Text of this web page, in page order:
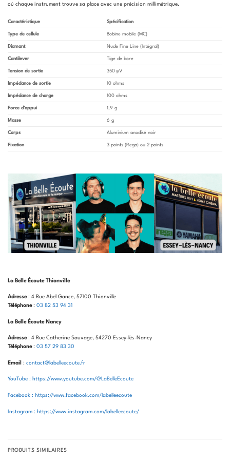
où chaque instrument trouve sa place avec une précision millimétrique.
Caractéristique Spécification
Type de cellule Bobine mobile (MC)
Diamant Nude Fine Line (Intégral)
Cantilever Tige de bore
Tension de sortie 350 µV
Impédance de sortie 10 ohms
Impédance de charge 100 ohms
Force d’appui 1,9 g
Masse 6 g
Corps Aluminium anodisé noir
Fixation 3 points (Rega) ou 2 points
La Belle Écoute Thionville
Adresse: 4 Rue Abel Gance, 57100 Thionville
Téléphone: 03 82 53 94 31
La Belle Écoute Nancy
Adresse: 4 Rue Catherine Sauvage, 54270 Essey-lès-Nancy
Téléphone: 03 57 29 83 30
Email : contact@labelleecoute.fr
YouTube : https://www.youtube.com/@LaBelleEcoute
Facebook : https://www.facebook.com/labelleecoute
Instagram : https://www.instagram.com/labelleecoute/
PRODUITS SIMILAIRES